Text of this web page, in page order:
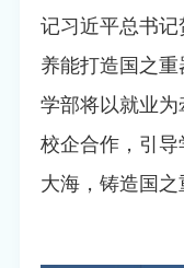
记习近平总书
养能打造国之
学部将以就业
校企合作，引
大海，铸造国之